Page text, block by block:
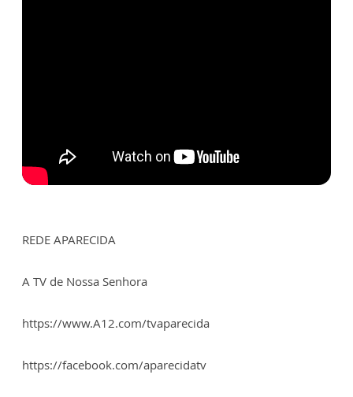
REDE APARECIDA
A TV de Nossa Senhora
https://www.A12.com/tvaparecida
https://facebook.com/aparecidatv